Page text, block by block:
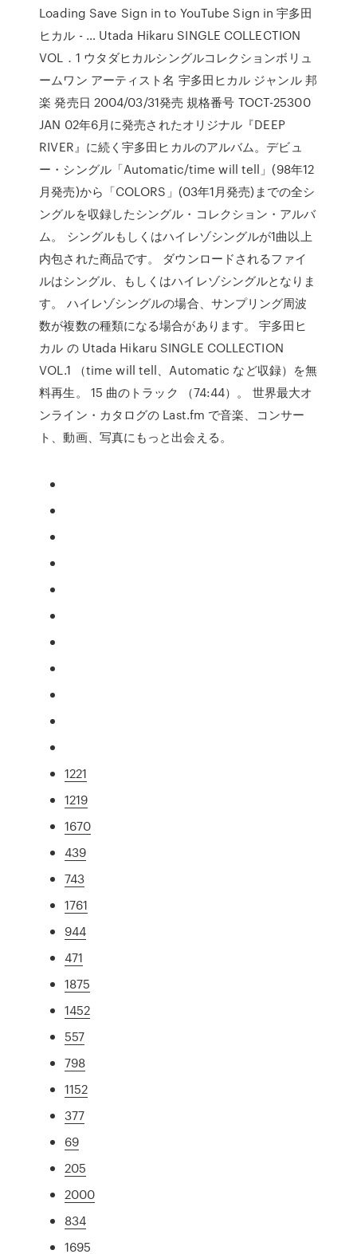
Loading Save Sign in to YouTube Sign in 宇多田
ヒカル - … Utada Hikaru SINGLE COLLECTION
VOL．1 ウタダヒカルシングルコレクションボリュ
ームワン アーティスト名 宇多田ヒカル ジャンル 邦
楽 発売日 2004/03/31発売 規格番号 TOCT-25300
JAN 02年6月に発売されたオリジナル『DEEP
RIVER』に続く宇多田ヒカルのアルバム。デビュ
ー・シングル「Automatic/time will tell」(98年12
月発売)から「COLORS」(03年1月発売)までの全シ
ングルを収録したシングル・コレクション・アルバ
ム。 シングルもしくはハイレゾシングルが1曲以上
内包された商品です。 ダウンロードされるファイ
ルはシングル、もしくはハイレゾシングルとなりま
す。 ハイレゾシングルの場合、サンプリング周波
数が複数の種類になる場合があります。 宇多田ヒ
カル の Utada Hikaru SINGLE COLLECTION
VOL.1 （time will tell、Automatic など収録）を無
料再生。 15 曲のトラック （74:44）。 世界最大オ
ンライン・カタログの Last.fm で音楽、コンサー
ト、動画、写真にもっと出会える。
1221
1219
1670
439
743
1761
944
471
1875
1452
557
798
1152
377
69
205
2000
834
1695